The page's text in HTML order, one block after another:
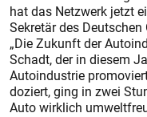
hat das Netzwerk jetzt
Sekretär des
„Die Zukunft der
Schadt, der in diesem
Autoindustrie
doziert, ging in zwei
Auto wirklich